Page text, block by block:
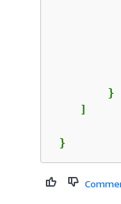
        }
    ]
}